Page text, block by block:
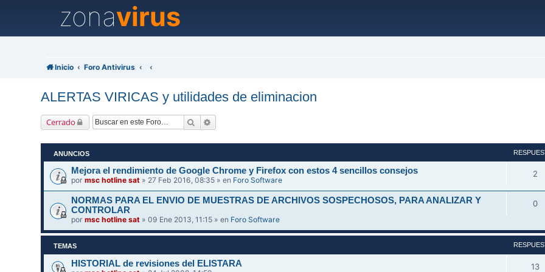
zonavirus
Inicio Foro Antivirus
ALERTAS VIRICAS y utilidades de eliminacion
Cerrado Buscar
ANUNCIOS
Mejora el rendimiento de Google Chrome y Firefox con estos 4 sencillos consejos
pormsc hotline sat » 27 Feb 2016, 08:35 » en Foro Software
2
NORMAS PARA EL ENVIO DE MUESTRAS DE ARCHIVOS SOSPECHOSOS, PARA ANALIZAR Y
CONTROLAR
pormsc hotline sat » 09 Ene 2013, 11:15 » en Foro Software
0
TEMAS
HISTORIAL de revisiones del ELISTARA 13